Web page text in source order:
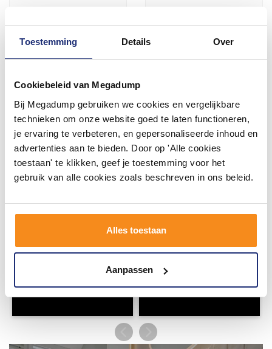
Toestemming Details Over
Cookiebeleid van Megadump
Bij Megadump gebruiken we cookies en vergelijkbare
technieken om onze website goed te laten functioneren,
je ervaring te verbeteren, en gepersonaliseerde inhoud en
advertenties aan te bieden. Door op 'Alle cookies
toestaan' te klikken, geef je toestemming voor het
gebruik van alle cookies zoals beschreven in ons beleid.
Alles toestaan
Aanpassen
Meer info Meer info
#mijndroombadkamer
Wij geloven in de kracht van delen. Deel jouw
badkamer op Instagram met #mijndroombadkamer
en tag @megadumpnl. Samen bouwen we een
inspirerende omgeving vol met unieke
badkamerstijlen. Doe je mee?